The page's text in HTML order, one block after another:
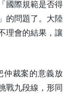
國際規範是否得
的問題了。大陸
理會的結果，讓
仲裁案的意義放
戰九段線，形同